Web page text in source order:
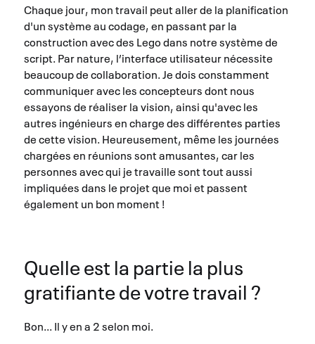
Chaque jour, mon travail peut aller de la planification
d'un système au codage, en passant par la
construction avec des Lego dans notre système de
script. Par nature, l’interface utilisateur nécessite
beaucoup de collaboration. Je dois constamment
communiquer avec les concepteurs dont nous
essayons de réaliser la vision, ainsi qu'avec les
autres ingénieurs en charge des différentes parties
de cette vision. Heureusement, même les journées
chargées en réunions sont amusantes, car les
personnes avec qui je travaille sont tout aussi
impliquées dans le projet que moi et passent
également un bon moment !
Quelle est la partie la plus
gratifiante de votre travail ?
Bon... Il y en a 2 selon moi.